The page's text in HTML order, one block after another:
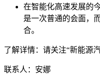
在智能化高速发展的
是一次普通的会面，
合。
了解详情：请关注“新能源
联系人：安娜